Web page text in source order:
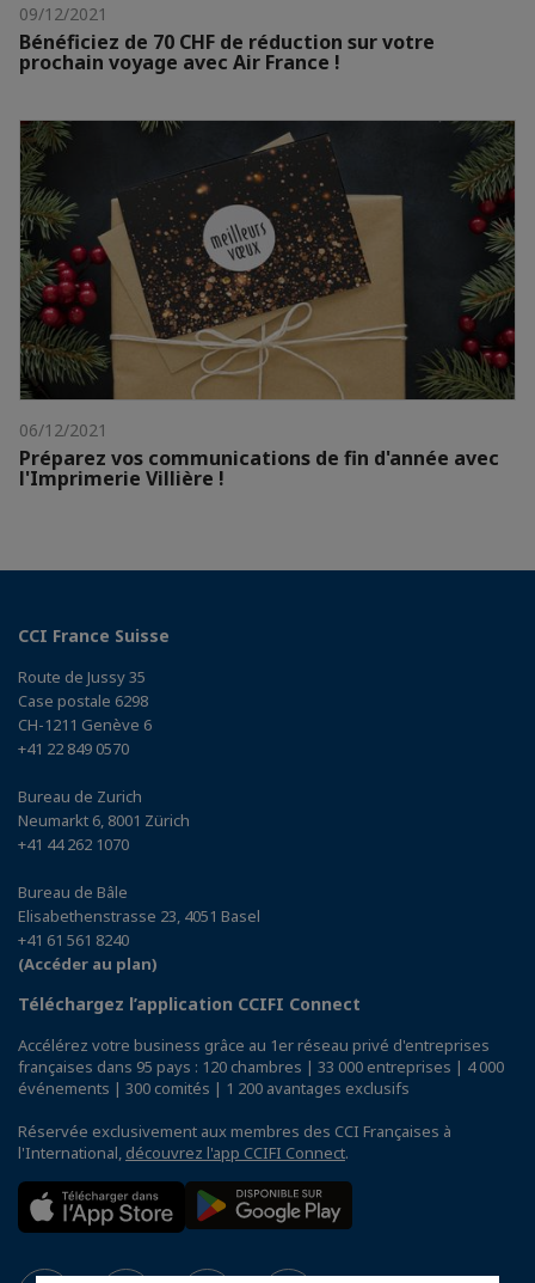
09/12/2021
Bénéficiez de 70 CHF de réduction sur votre
prochain voyage avec Air France !
06/12/2021
Préparez vos communications de fin d'année avec
l'Imprimerie Villière !
CCI France Suisse
Route de Jussy 35
Case postale 6298
CH-1211 Genève 6
+41 22 849 0570
Bureau de Zurich
Neumarkt 6, 8001 Zürich
+41 44 262 1070
Bureau de Bâle
Elisabethenstrasse 23, 4051 Basel
+41 61 561 8240
(Accéder au plan)
Téléchargez l’application CCIFI Connect
Accélérez votre business grâce au 1er réseau privé d'entreprises
françaises dans 95 pays : 120 chambres | 33 000 entreprises | 4 000
événements | 300 comités | 1 200 avantages exclusifs
Réservée exclusivement aux membres des CCI Françaises à
l'International, découvrez l'app CCIFI Connect.